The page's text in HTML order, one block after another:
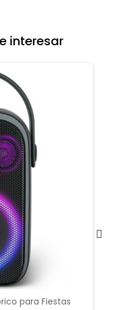
interesar
para Fiestas